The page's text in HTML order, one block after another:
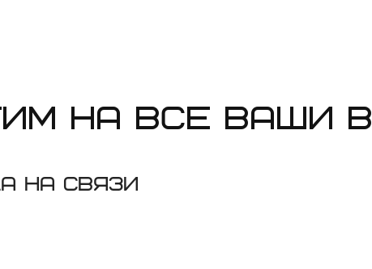
на все ваши
на связи